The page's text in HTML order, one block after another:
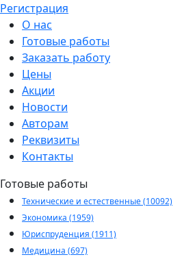
Регистрация
О нас
Готовые работы
Заказать работу
Цены
Акции
Новости
Авторам
Реквизиты
Контакты
Готовые работы
Технические и естественные (10092)
Экономика (1959)
Юриспруденция (1911)
Медицина (697)